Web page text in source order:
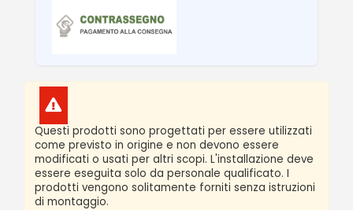
Questi prodotti sono progettati per essere utilizzati
come previsto in origine e non devono essere
modificati o usati per altri scopi. L'installazione deve
essere eseguita solo da personale qualificato. I
prodotti vengono solitamente forniti senza istruzioni
di montaggio.